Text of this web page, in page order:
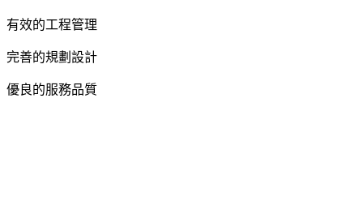
有效的工程管理
完善的規劃設計
優良的服務品質